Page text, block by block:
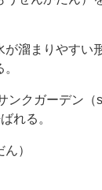
溜まりやすい
ンクガーデン
れる。
）